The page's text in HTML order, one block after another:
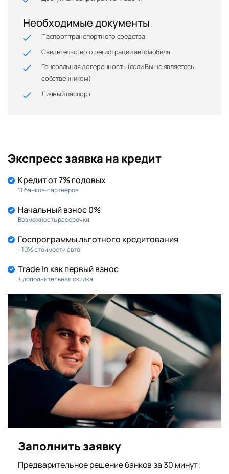
Необходимые документы
Паспорт транспортного средства
Свидетельство о регистрации автомобиля
Генеральная доверенность (если Вы не являетесь
собственником)
Личный паспорт
Экспресс заявка на кредит
Кредит от 7% годовых
11 банков-партнеров
Начальный взнос 0%
Возможность рассрочки
Госпрограммы льготного кредитования
- 10% стоимости авто
Trade In как первый взнос
+ дополнительная скидка
Заполнить заявку
Предварительное решение банков за 30 минут!